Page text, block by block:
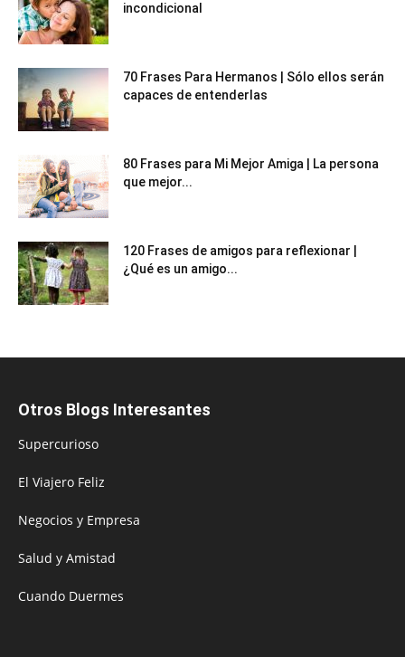
incondicional
70 Frases Para Hermanos | Sólo ellos serán
capaces de entenderlas
80 Frases para Mi Mejor Amiga | La persona
que mejor...
120 Frases de amigos para reflexionar |
¿Qué es un amigo...
Otros Blogs Interesantes
Supercurioso
El Viajero Feliz
Negocios y Empresa
Salud y Amistad
Cuando Duermes